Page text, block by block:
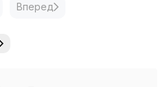
Вперед